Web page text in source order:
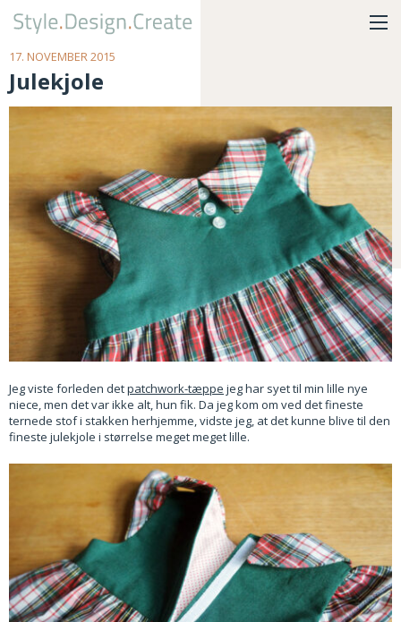
17. NOVEMBER 2015
Julekjole
Jeg viste forleden detpatchwork-tæppe jeg har syet til min lille nye
niece, men det var ikke alt, hun fik. Da jeg kom om ved det fineste
ternede stof i stakken herhjemme, vidste jeg, at det kunne blive til den
fineste julekjole i størrelse meget meget lille.